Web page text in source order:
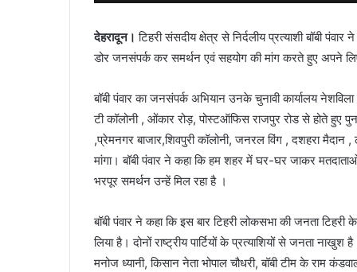
देहरादून। टिहरी संसदीय क्षेत्र से निर्दलीय प्रत्याशी बॉबी
डोर जनसंपर्क कर समर्थन एवं सहयोग की मांग करते हुए अपने
बॉबी पंवार का जनसंपर्क अभियान उनके चुनावी कार्यालय
टी कॉलोनी , ओंकार रोड़, पोस्टऑफिस राजपुर रोड से होते हुए
,प्रेमनगर बाजार,शिवपुरी कॉलोनी, जनरल विंग , दशहरा
मांगा। बॉबी पंवार ने कहा कि हम शहर में घर-घर जाकर
भरपूर समर्थन उन्हें मिल रहा है ।
बॉबी पंवार ने कहा कि इस बार टिहरी लोकसभा की जनता
लिया है। दोनों राष्ट्रीय पार्टियों के प्रत्याशियों से जनता
मनोज ध्यानी, किसान नेता भोपाल चौधरी, बॉबी टीम के राम